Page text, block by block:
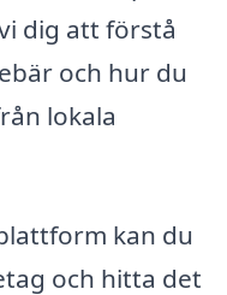
dig att förstå
och hur du
lokala
kan du
och hitta det